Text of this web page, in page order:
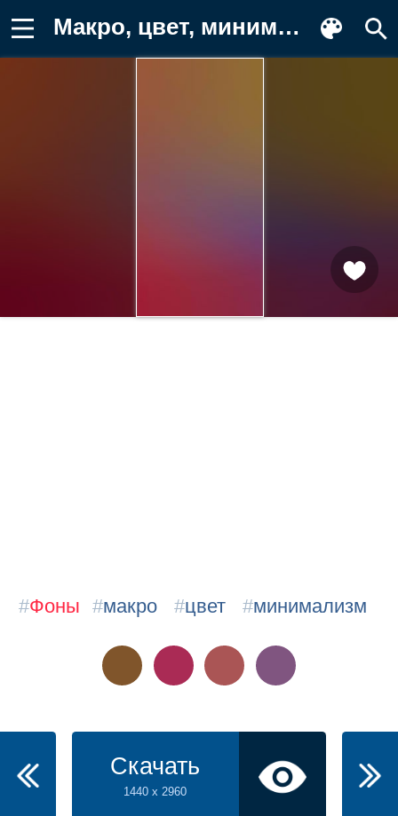
Макро, цвет, минимализм Картинка
#Фоны #макро #цвет #минимализм
Скачать
1440 x 2960